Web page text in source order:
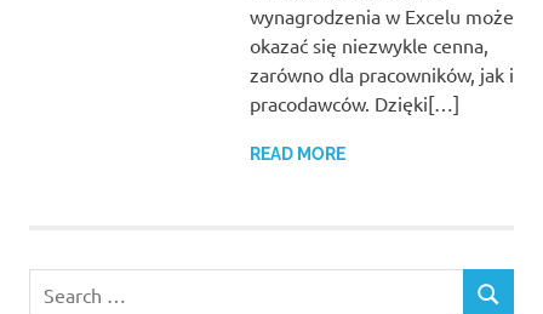
wynagrodzenia w Excelu może
okazać się niezwykle cenna,
zarówno dla pracowników, jak i
pracodawców. Dzięki[…]
READ MORE
SEARCH